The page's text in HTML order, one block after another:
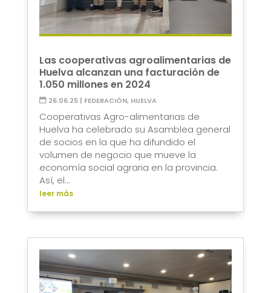
Las cooperativas agroalimentarias de
Huelva alcanzan una facturación de
1.050 millones en 2024
26.06.25| FEDERACIÓN, HUELVA
Cooperativas Agro-alimentarias de
Huelva ha celebrado su Asamblea general
de socios en la que ha difundido el
volumen de negocio que mueve la
economía social agraria en la provincia.
Así, el...
leer más